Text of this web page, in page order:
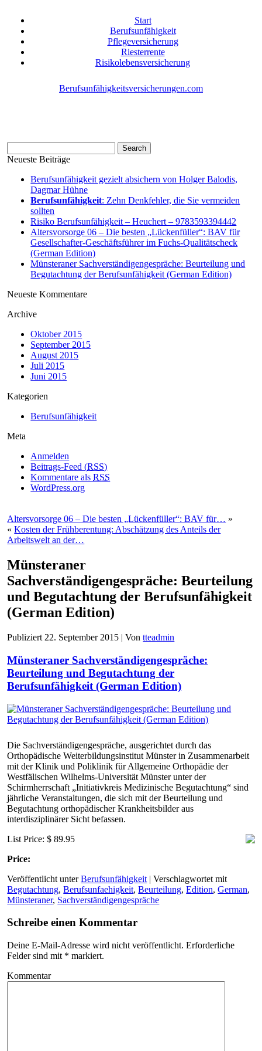
Start
Berufsunfähigkeit
Pflegeversicherung
Riesterrente
Risikolebensversicherung
Berufsunfähigkeitsversicherungen.com
Neueste Beiträge
Berufsunfähigkeit gezielt absichern von Holger Balodis,
Dagmar Hühne
Berufsunfähigkeit: Zehn Denkfehler, die Sie vermeiden
sollten
Risiko Berufsunfähigkeit – Heuchert – 9783593394442
Altersvorsorge 06 – Die besten „Lückenfüller“: BAV für
Gesellschafter-Geschäftsführer im Fuchs-Qualitätscheck
(German Edition)
Münsteraner Sachverständigengespräche: Beurteilung und
Begutachtung der Berufsunfähigkeit (German Edition)
Neueste Kommentare
Archive
Oktober 2015
September 2015
August 2015
Juli 2015
Juni 2015
Kategorien
Berufsunfähigkeit
Meta
Anmelden
Beitrags-Feed (RSS)
Kommentare alsRSS
WordPress.org
Altersvorsorge 06 – Die besten „Lückenfüller“: BAV für… »
«Kosten der Frühberentung: Abschätzung des Anteils der
Arbeitswelt an der…
Münsteraner
Sachverständigengespräche: Beurteilung
und Begutachtung der Berufsunfähigkeit
(German Edition)
Publiziert 22. September 2015 |Von tteadmin
Münsteraner Sachverständigengespräche:
Beurteilung und Begutachtung der
Berufsunfähigkeit (German Edition)
Die Sachverständigengespräche, ausgerichtet durch das
Orthopädische Weiterbildungsinstitut Münster in Zusammenarbeit
mit der Klinik und Poliklinik für Allgemeine Orthopädie der
Westfälischen Wilhelms-Universität Münster unter der
Schirmherrschaft „Initiativkreis Medizinische Begutachtung“ sind
jährliche Veranstaltungen, die sich mit der Beurteilung und
Begutachtung orthopädischer Krankheitsbilder aus
interdisziplinärer Sicht befassen.
List Price: $ 89.95
Price:
Veröffentlicht unter Berufsunfähigkeit |Verschlagwortet mit
Begutachtung,Berufsunfaehigkeit,Beurteilung,Edition,German,
Münsteraner, Sachverständigengespräche
Schreibe einen Kommentar
Deine E-Mail-Adresse wird nicht veröffentlicht. Erforderliche
Felder sind mit * markiert.
Kommentar